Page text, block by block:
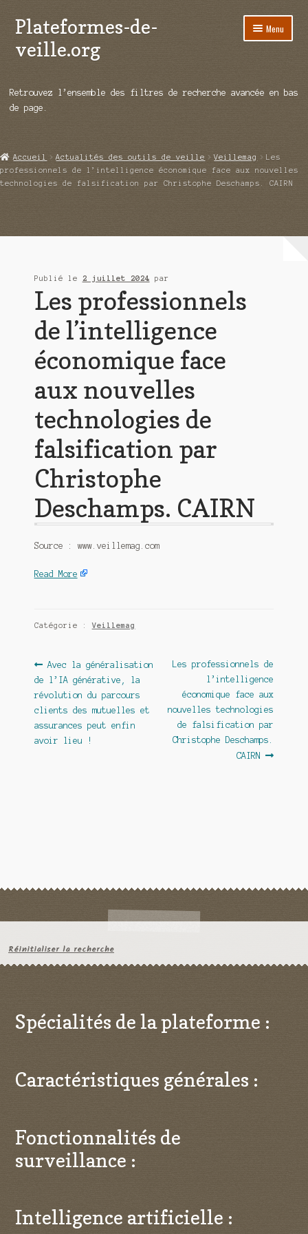
Aller
à
la
Aller
au
contenu
Plateformes-de-
veille.org
Menu
Répertoire d’ouitils
Démos vidéos
Ouvrir
le
Qui sommes-nous ?
Retrouvez l’ensemble des filtres de recherche avancée en bas
de page.
Accueil Actualités des outils de veille Veillemag
Les
professionnels de l’intelligence économique face aux nouvelles
technologies de falsification par Christophe Deschamps. CAIRN
Publié le 2 juillet 2024 par
Les professionnels
de l’intelligence
économique face
aux nouvelles
technologies de
falsification par
Christophe
Deschamps. CAIRN
Source : www.veillemag.com
Read More
Catégorie :Veillemag
Navigation
de
l’article
Article
précédent :
Avec la généralisation
de l’IA générative, la
révolution du parcours
clients des mutuelles et
assurances peut enfin
avoir lieu !
Article
suivant :
Les professionnels de
l’intelligence
économique face aux
nouvelles technologies
de falsification par
Christophe Deschamps.
CAIRN
Réinitialiser la recherche
Spécialités de la plateforme :
Caractéristiques générales :
Fonctionnalités de
surveillance :
Intelligence artificielle :